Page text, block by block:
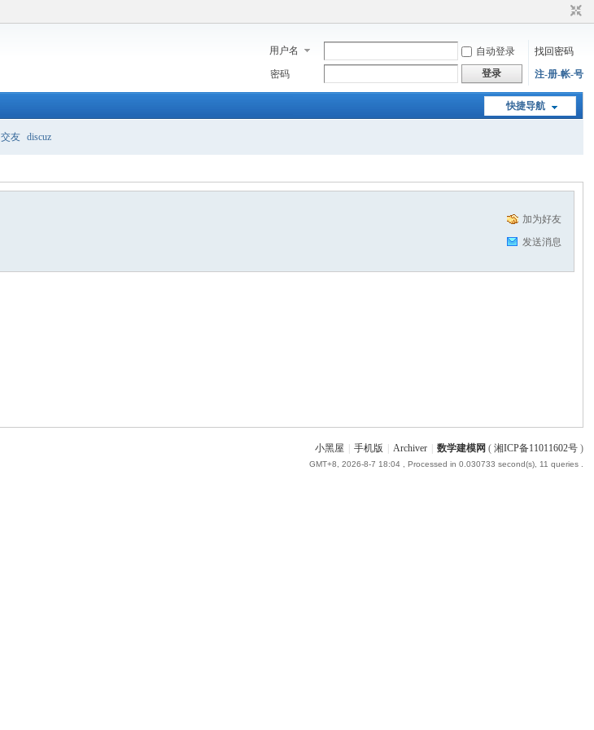
用户名 自动登录
找回密码
密码
登录 注-册-帐-号
快捷导航
交友 discuz
加为好友
发送消息
小黑屋 手机版 Archiver 数学建模网 ( 湘ICP备11011602号)
GMT+8, 2026-8-7 18:04, Processed in 0.030733 second(s), 11 queries .